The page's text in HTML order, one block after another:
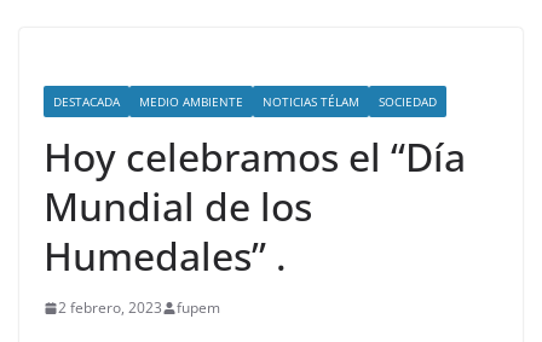
DESTACADA MEDIO AMBIENTE NOTICIAS TÉLAM SOCIEDAD
Hoy celebramos el “Día
Mundial de los
Humedales” .
2 febrero, 2023 fupem